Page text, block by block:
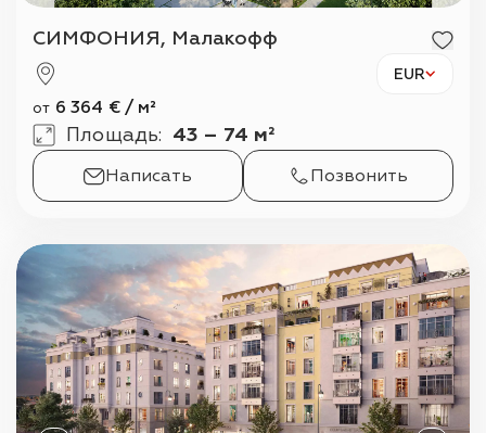
СИМФОНИЯ, Малакофф
EUR
от 6 364 € / м²
Площадь: 43 – 74 м²
Написать Позвонить